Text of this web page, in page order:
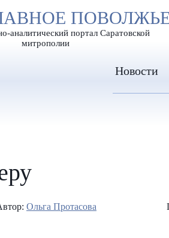
А А
аналитический портал Саратовской
митрополии
Новости
Ольга Протасова